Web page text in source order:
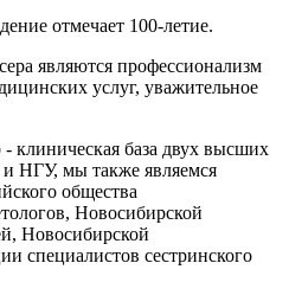
отмечает 100-летие.
являются профессионализм
услуг, уважительное
клиническая база двух высших
НГУ, мы также являемся
общества
Новосибирской
Новосибирской
специалистов сестринского